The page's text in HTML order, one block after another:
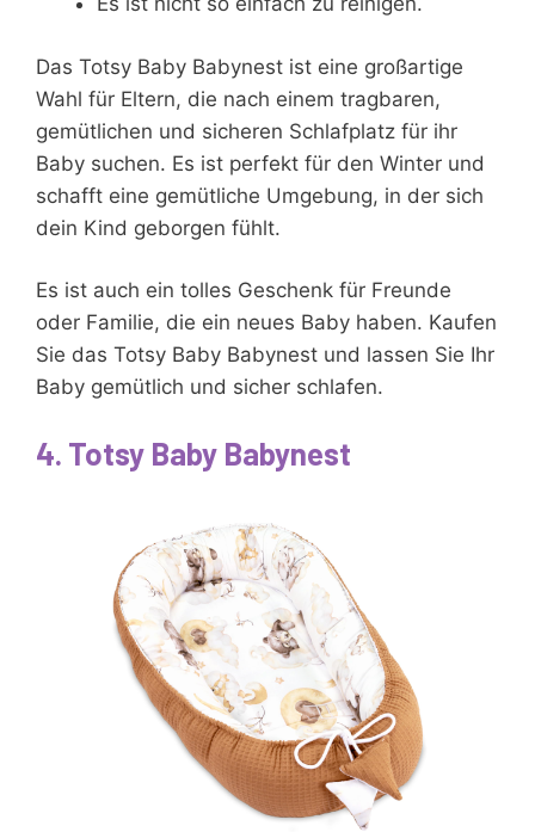
Das Totsy Baby Babynest ist eine großartige
Wahl für Eltern, die nach einem tragbaren,
gemütlichen und sicheren Schlafplatz für ihr
Baby suchen. Es ist perfekt für den Winter und
schafft eine gemütliche Umgebung, in der sich
dein Kind geborgen fühlt.
Es ist auch ein tolles Geschenk für Freunde
oder Familie, die ein neues Baby haben. Kaufen
Sie das Totsy Baby Babynest und lassen Sie Ihr
Baby gemütlich und sicher schlafen.
4. Totsy Baby Babynest